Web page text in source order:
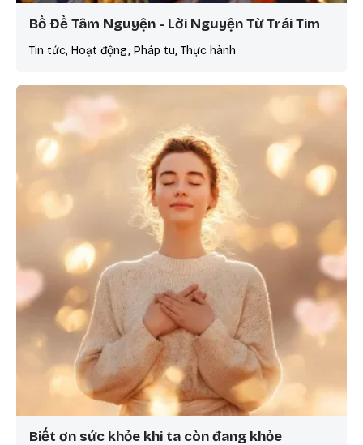
Bồ Đề Tâm Nguyện - Lời Nguyện Từ Trái Tim
Tin tức, Hoạt động, Pháp tu, Thực hành
Biết ơn sức khỏe khi ta còn đang khỏe